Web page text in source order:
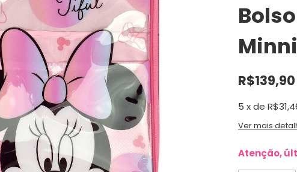
R$139,90
5 xde
Ver mais
Atenção,